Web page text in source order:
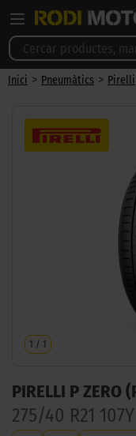
Inici > Pneumàtics > Pirelli
1 / 1
PIRELLI P ZERO
275/40 R21